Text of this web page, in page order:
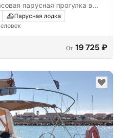
парусная прогулка в
Парусная лодка
От 19 725 ₽